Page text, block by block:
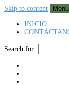
Skip to content
Menu
INICIO
Search for: